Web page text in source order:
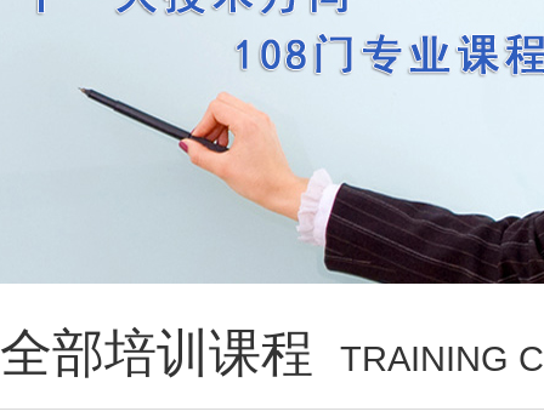
全部培训课程 TRAINING